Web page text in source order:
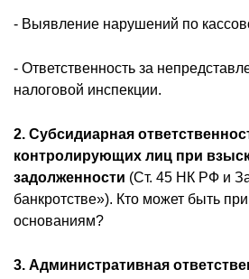
- Выявление нарушений по
- Ответственность за
налоговой инспекции.
2. Субсидиарная
контролирующих лиц при
задолженности (Ст. 45 НК РФ и
банкротстве»). Кто может быть
основаниям?
3. Административная